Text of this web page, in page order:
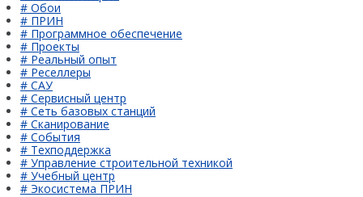
# Обои
# ПРИН
# Программное обеспечение
# Проекты
# Реальный опыт
# Реселлеры
# САУ
# Сервисный центр
# Сеть базовых станций
# Сканирование
# События
# Техподдержка
# Управление строительной техникой
# Учебный центр
# Экосистема ПРИН